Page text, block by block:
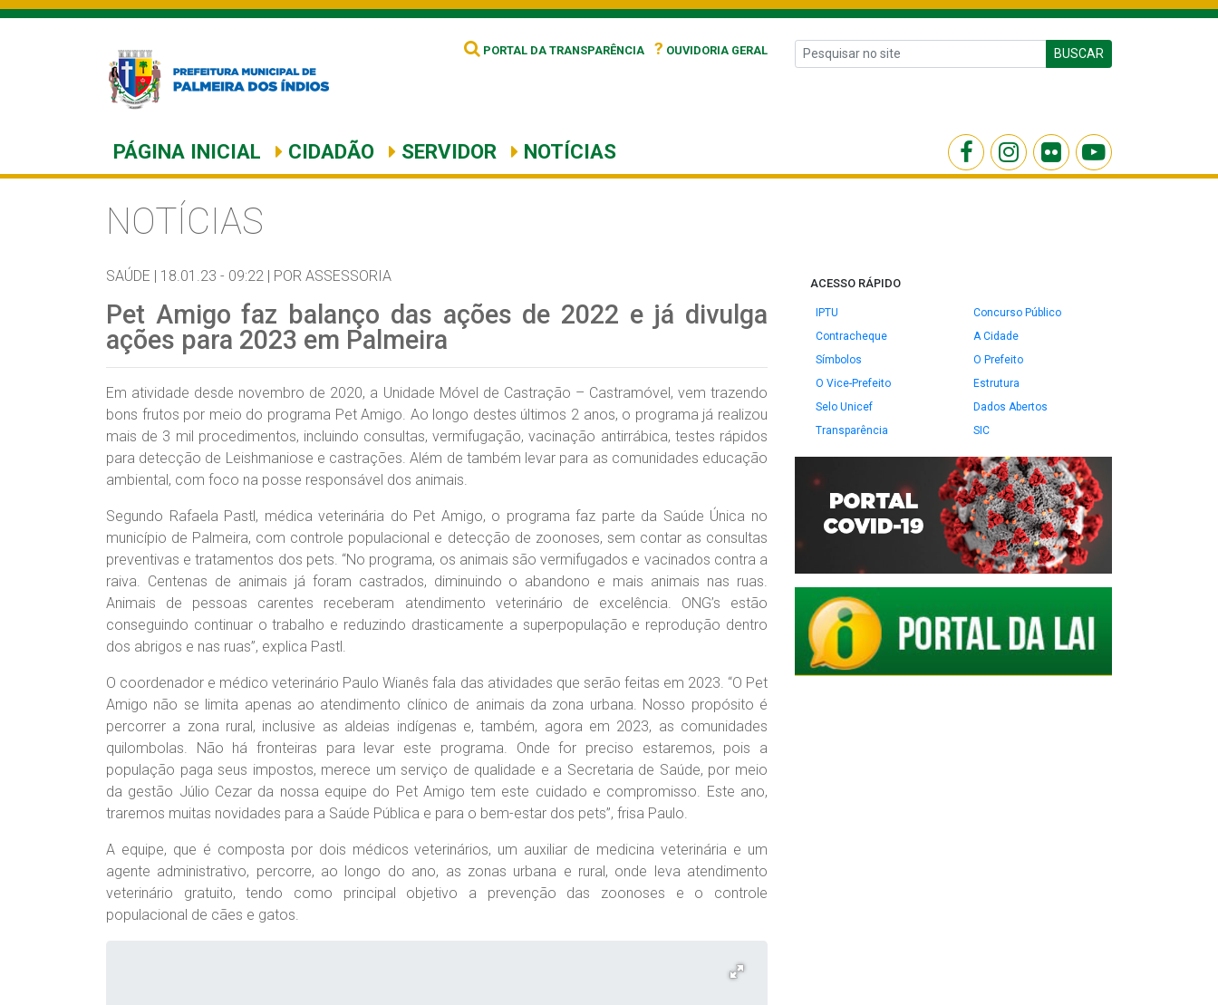
PORTAL DA TRANSPARÊNCIA ? OUVIDORIA GERAL BUSCAR
PÁGINA INICIAL CIDADÃO SERVIDOR NOTÍCIAS
NOTÍCIAS
SAÚDE | 18.01.23 - 09:22 | POR ASSESSORIA
Pet Amigo faz balanço das ações de 2022 e já divulga
ações para 2023 em Palmeira
Em atividade desde novembro de 2020, a Unidade Móvel de Castração – Castramóvel, vem trazendo
bons frutos por meio do programa Pet Amigo. Ao longo destes últimos 2 anos, o programa já realizou
mais de 3 mil procedimentos, incluindo consultas, vermifugação, vacinação antirrábica, testes rápidos
para detecção de Leishmaniose e castrações. Além de também levar para as comunidades educação
ambiental, com foco na posse responsável dos animais.
Segundo Rafaela Pastl, médica veterinária do Pet Amigo, o programa faz parte da Saúde Única no
município de Palmeira, com controle populacional e detecção de zoonoses, sem contar as consultas
preventivas e tratamentos dos pets. “No programa, os animais são vermifugados e vacinados contra a
raiva. Centenas de animais já foram castrados, diminuindo o abandono e mais animais nas ruas.
Animais de pessoas carentes receberam atendimento veterinário de excelência. ONG’s estão
conseguindo continuar o trabalho e reduzindo drasticamente a superpopulação e reprodução dentro
dos abrigos e nas ruas”, explica Pastl.
O coordenador e médico veterinário Paulo Wianês fala das atividades que serão feitas em 2023. “O Pet
Amigo não se limita apenas ao atendimento clínico de animais da zona urbana. Nosso propósito é
percorrer a zona rural, inclusive as aldeias indígenas e, também, agora em 2023, as comunidades
quilombolas. Não há fronteiras para levar este programa. Onde for preciso estaremos, pois a
população paga seus impostos, merece um serviço de qualidade e a Secretaria de Saúde, por meio
da gestão Júlio Cezar da nossa equipe do Pet Amigo tem este cuidado e compromisso. Este ano,
traremos muitas novidades para a Saúde Pública e para o bem-estar dos pets”, frisa Paulo.
A equipe, que é composta por dois médicos veterinários, um auxiliar de medicina veterinária e um
agente administrativo, percorre, ao longo do ano, as zonas urbana e rural, onde leva atendimento
veterinário gratuito, tendo como principal objetivo a prevenção das zoonoses e o controle
populacional de cães e gatos.
ACESSO RÁPIDO
IPTU
Concurso Público
Contracheque
A Cidade
Símbolos
O Prefeito
O Vice-Prefeito
Estrutura
Selo Unicef
Dados Abertos
Transparência
SIC